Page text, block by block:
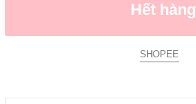
Hết hàng
SHOPEE